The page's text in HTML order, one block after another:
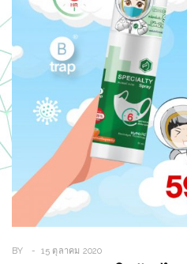
BY 15 ตุลาคม 2020